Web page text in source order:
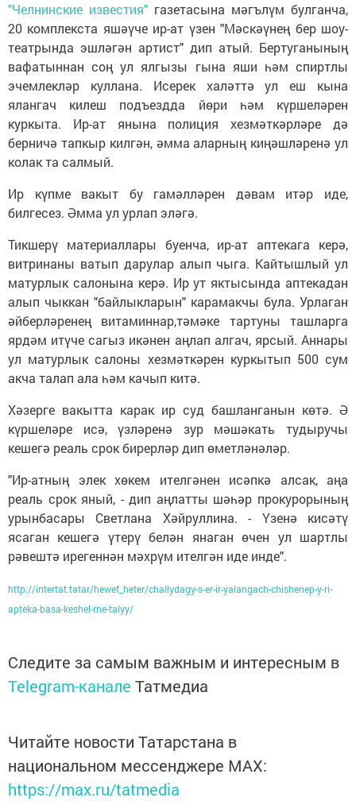
"Челнинские известия" газетасына мәгълүм булганча,
20 комплекста яшәүче ир-ат үзен "Мәскәүнең бер шоу-
театрында эшләгән артист" дип атый. Бертуганының
вафатыннан соң ул ялгызы гына яши һәм спиртлы
эчемлекләр куллана. Исерек халәттә ул еш кына
ялангач килеш подъездда йөри һәм күршеләрен
куркыта. Ир-ат янына полиция хезмәткәрләре дә
берничә тапкыр килгән, әмма аларның киңәшләренә ул
колак та салмый.
Ир күпме вакыт бу гамәлләрен дәвам итәр иде,
билгесез. Әмма ул урлап эләгә.
Тикшерү материаллары буенча, ир-ат аптекага керә,
витринаны ватып дарулар алып чыга. Кайтышлый ул
матурлык салонына керә. Ир ут яктысында аптекадан
алып чыккан "байлыкларын" карамакчы була. Урлаган
әйберләренең витаминнар,тәмәке тартуны ташларга
ярдәм итүче сагыз икәнен аңлап алгач, ярсый. Аннары
ул матурлык салоны хезмәткәрен куркытып 500 сум
акча талап ала һәм качып китә.
Хәзерге вакытта карак ир суд башланганын көтә. Ә
күршеләре исә, үзләренә зур мәшәкать тудыручы
кешегә реаль срок бирерләр дип өметләнәләр.
"Ир-атның элек хөкем ителгәнен исәпкә алсак, аңа
реаль срок яный, - дип аңлатты шәһәр прокурорының
урынбасары Светлана Хәйруллина. - Үзенә кисәтү
ясаган кешегә үтерү белән янаган өчен ул шартлы
рәвештә ирегеннән мәхрүм ителгән иде инде".
http://intertat.tatar/hewef_heter/challydagy-s-er-ir-yalangach-chishenep-y-ri-
apteka-basa-keshel-rne-talyy/
Следите за самым важным и интересным в
Telegram-канале Татмедиа
Читайте новости Татарстана в
национальном мессенджере MАХ:
https://max.ru/tatmedia